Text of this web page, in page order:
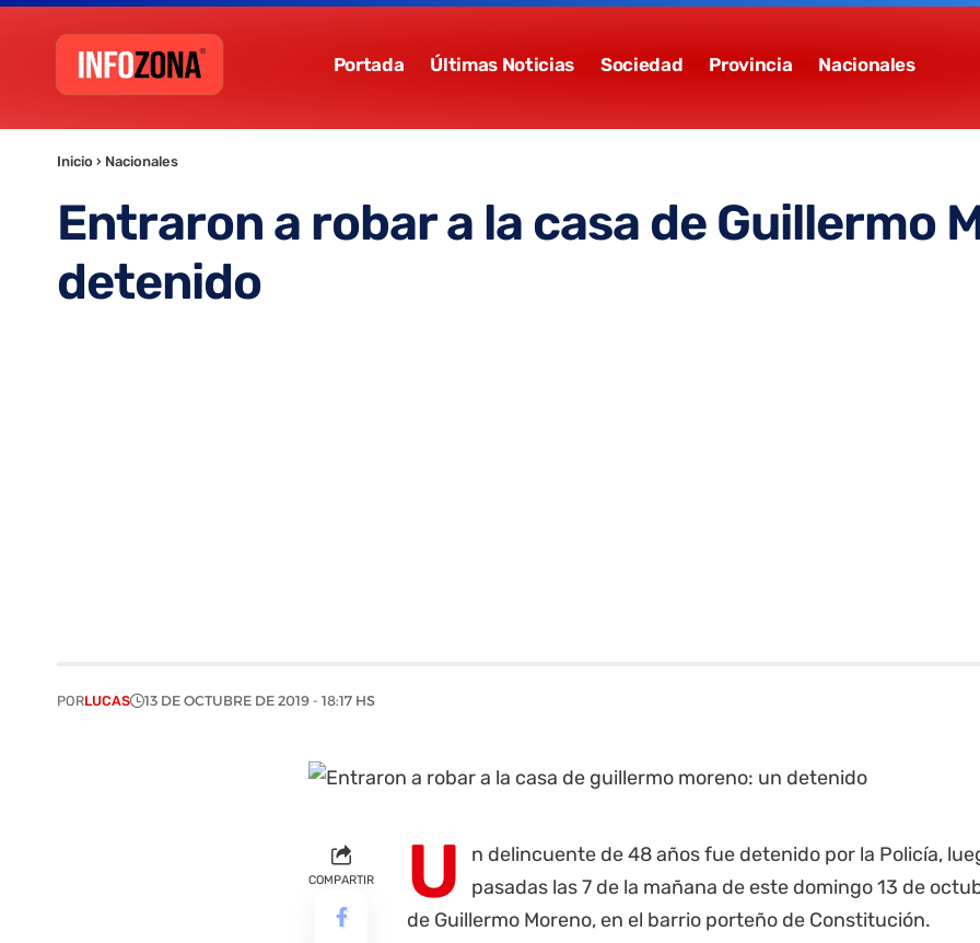
Portada Últimas Noticias Sociedad Provincia Nacionales
Inicio › Nacionales
Entraron a robar a la casa de Guillermo
detenido
PORLUCAS 13 DE OCTUBRE DE 2019 - 18:17 HS
COMPARTIR U
n delincuente de 48 años fue detenido por la Policía,
pasadas las 7 de la mañana de este domingo 13 de
de Guillermo Moreno, en el barrio porteño de Constitución.